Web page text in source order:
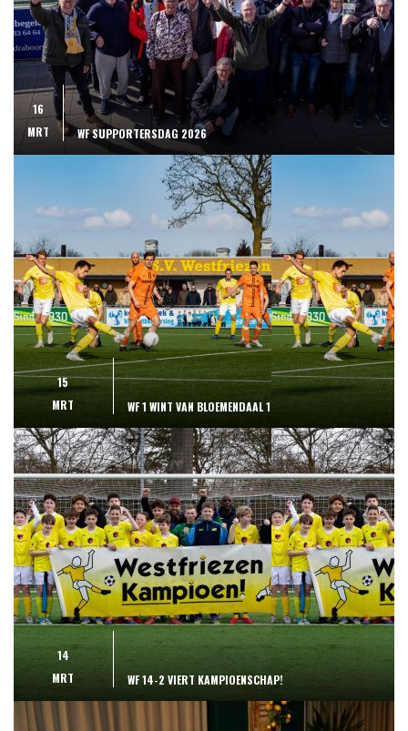
16
MRT
WF SUPPORTERSDAG 2026
15
MRT
WF 1 WINT VAN BLOEMENDAAL 1
14
MRT
WF 14-2 VIERT KAMPIOENSCHAP!